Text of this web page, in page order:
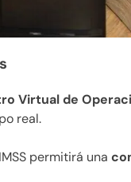
Virtual de
real.
permitirá una